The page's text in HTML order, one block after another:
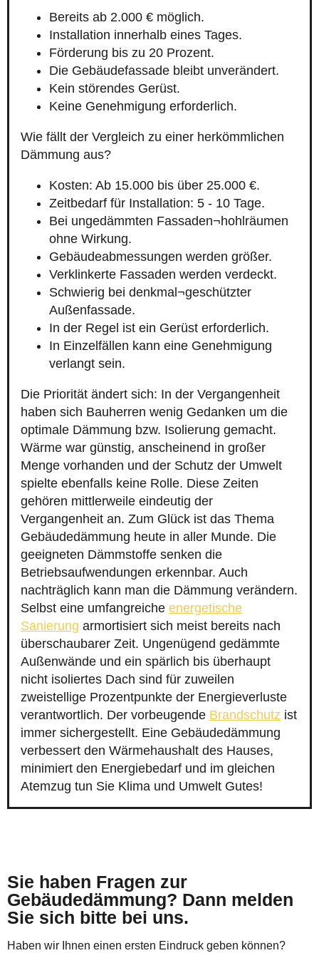
Bereits ab 2.000 € möglich.
Installation innerhalb eines Tages.
Förderung bis zu 20 Prozent.
Die Gebäudefassade bleibt unverändert.
Kein störendes Gerüst.
Keine Genehmigung erforderlich.
Wie fällt der Vergleich zu einer herkömmlichen
Dämmung aus?
Kosten: Ab 15.000 bis über 25.000 €.
Zeitbedarf für Installation: 5 - 10 Tage.
Bei ungedämmten Fassaden¬hohlräumen
ohne Wirkung.
Gebäudeabmessungen werden größer.
Verklinkerte Fassaden werden verdeckt.
Schwierig bei denkmal¬geschützter
Außenfassade.
In der Regel ist ein Gerüst erforderlich.
In Einzelfällen kann eine Genehmigung
verlangt sein.
Die Priorität ändert sich: In der Vergangenheit
haben sich Bauherren wenig Gedanken um die
optimale Dämmung bzw. Isolierung gemacht.
Wärme war günstig, anscheinend in großer
Menge vorhanden und der Schutz der Umwelt
spielte ebenfalls keine Rolle. Diese Zeiten
gehören mittlerweile eindeutig der
Vergangenheit an. Zum Glück ist das Thema
Gebäudedämmung heute in aller Munde. Die
geeigneten Dämmstoffe senken die
Betriebsaufwendungen erkennbar. Auch
nachträglich kann man die Dämmung verändern.
Selbst eine umfangreiche energetische
Sanierung armortisiert sich meist bereits nach
überschaubarer Zeit. Ungenügend gedämmte
Außenwände und ein spärlich bis überhaupt
nicht isoliertes Dach sind für zuweilen
zweistellige Prozentpunkte der Energieverluste
verantwortlich. Der vorbeugende Brandschutz ist
immer sichergestellt. Eine Gebäudedämmung
verbessert den Wärmehaushalt des Hauses,
minimiert den Energiebedarf und im gleichen
Atemzug tun Sie Klima und Umwelt Gutes!
Sie haben Fragen zur
Gebäudedämmung? Dann melden
Sie sich bitte bei uns.
Haben wir Ihnen einen ersten Eindruck geben können?